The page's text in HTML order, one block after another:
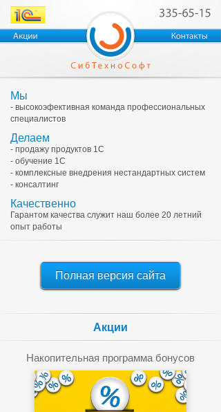
Мы
- высокоэфективная команда профессиональных
специалистов
Делаем
- продажу продуктов 1С
- обучение 1С
- комплексные внедрения нестандартных систем
- консалтинг
Качественно
Гарантом качества служит наш более 20 летний
опыт работы
Полная версия сайта
Акции
Накопительная программа бонусов